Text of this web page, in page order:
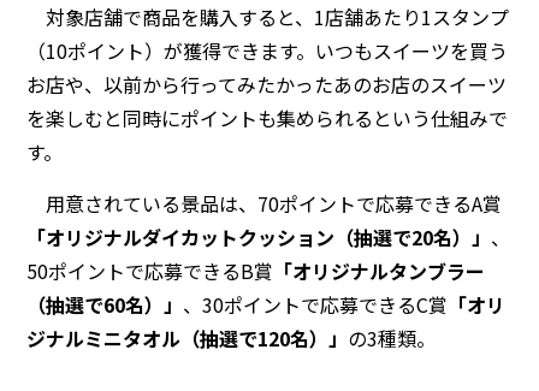
対象店舗で商品を購入すると、1店舗あたり1スタンプ
（10ポイント）が獲得できます。いつもスイーツを買う
お店や、以前から行ってみたかったあのお店のスイーツ
を楽しむと同時にポイントも集められるという仕組みで
す。
用意されている景品は、70ポイントで応募できるA賞
「オリジナルダイカットクッション（抽選で20名）」 、
50ポイントで応募できるB賞 「オリジナルタンブラー
（抽選で60名）」 、30ポイントで応募できるC賞 「オリ
ジナルミニタオル（抽選で120名）」 の3種類。